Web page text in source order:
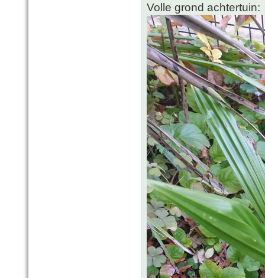
Volle grond achtertuin: